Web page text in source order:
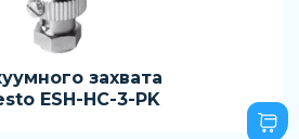
захвата
ESH-HC-3-PK